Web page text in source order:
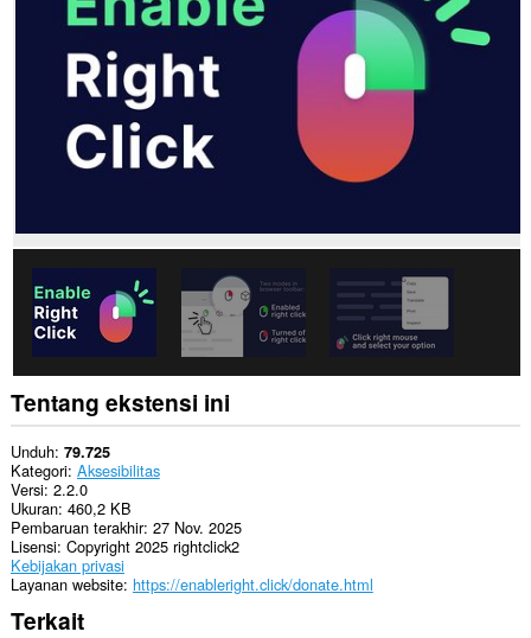
Ekstensi
mengakses
dan
aktivitas
browsing
Anda.
This
extension
can
store
an
unlimited
amount
of
client-
side
data.
Tentang ekstensi ini
Unduh 79.725
Kategori Aksesibilitas
Versi 2.2.0
Ukuran 460,2 KB
Pembaruan terakhir 27 Nov. 2025
Lisensi Copyright 2025 rightclick2
Kebijakan privasi
Layanan website https://enableright.click/donate.html
Terkait